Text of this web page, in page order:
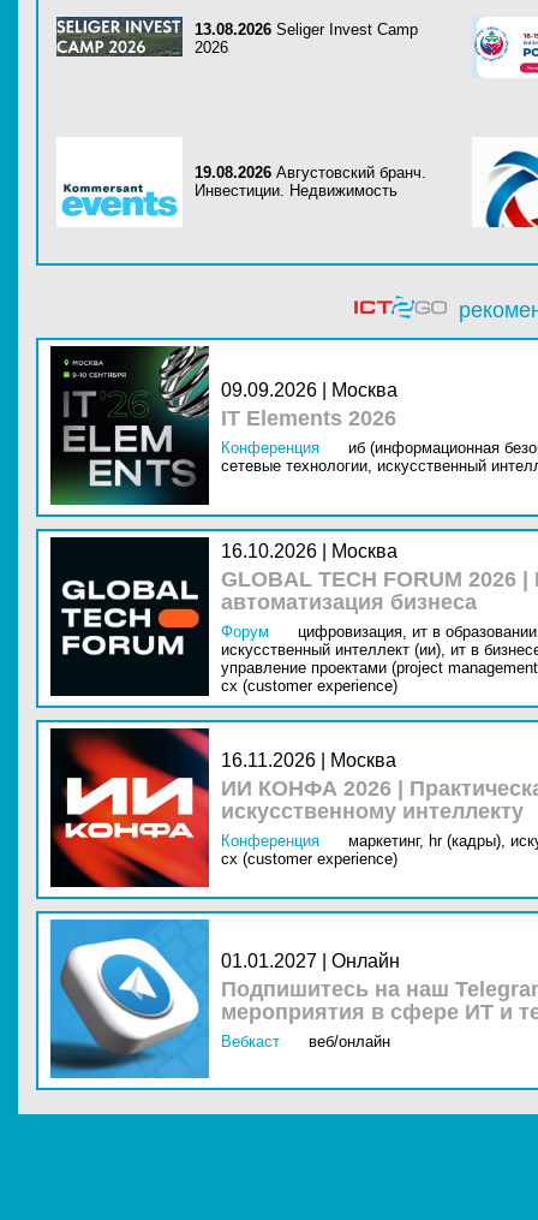
13.08.2026 Seliger Invest Camp
2026
19.08.2026 Августовский бранч.
Инвестиции. Недвижимость
09.09.2026 | Москва
IT Elements 2026
Конференция
иб (информационная
сетевые технологии, искусственный
16.10.2026 | Москва
GLOBAL TECH FORUM
автоматизация бизнеса
Форум цифровизация, ит в
искусственный интеллект (ии), ит в
управление проектами (project
cx (customer experience)
16.11.2026 | Москва
ИИ КОНФА 2026 |
искусственному интеллекту
Конференция маркетинг, hr (кадры),
cx (customer experience)
01.01.2027 | Онлайн
Подпишитесь на наш
мероприятия в сфере ИТ и
Вебкаст веб/онлайн